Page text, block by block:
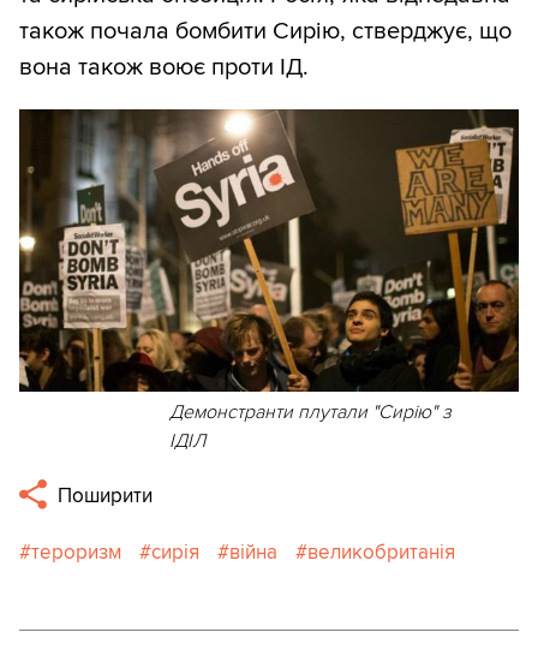
також почала бомбити Сирію, стверджує, що
вона також воює проти ІД.
Демонстранти плутали "Сирію" з
ІДІЛ
Поширити
тероризм сирія війна великобританія